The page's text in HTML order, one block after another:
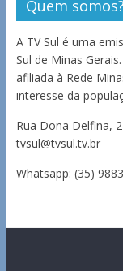
Quem somos?
A TV Sul é uma
Sul de Minas
afiliada à Rede
interesse da
Rua Dona Delfina,
tvsul@tvsul.tv.br
Whatsapp: (35)